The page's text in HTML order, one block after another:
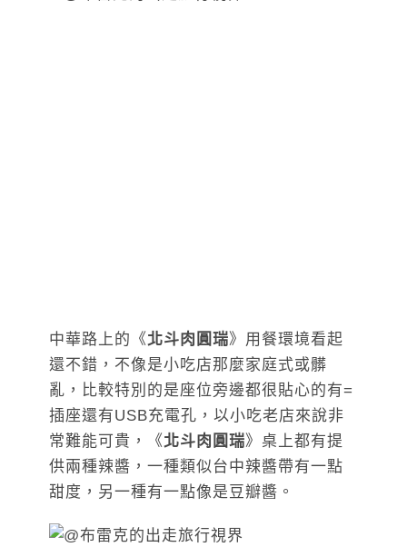
中華路上的《北斗肉圓瑞》用餐環境看起
還不錯，不像是小吃店那麼家庭式或髒
亂，比較特別的是座位旁邊都很貼心的有=
插座還有USB充電孔，以小吃老店來說非
常難能可貴，《北斗肉圓瑞》桌上都有提
供兩種辣醬，一種類似台中辣醬帶有一點
甜度，另一種有一點像是豆瓣醬。